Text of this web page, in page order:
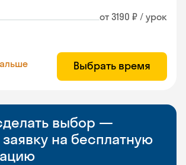
от 3190 ₽ / урок
Выбрать время
выбор —
заявку на бесплатную